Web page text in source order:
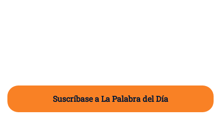
Suscríbase a La Palabra del Día